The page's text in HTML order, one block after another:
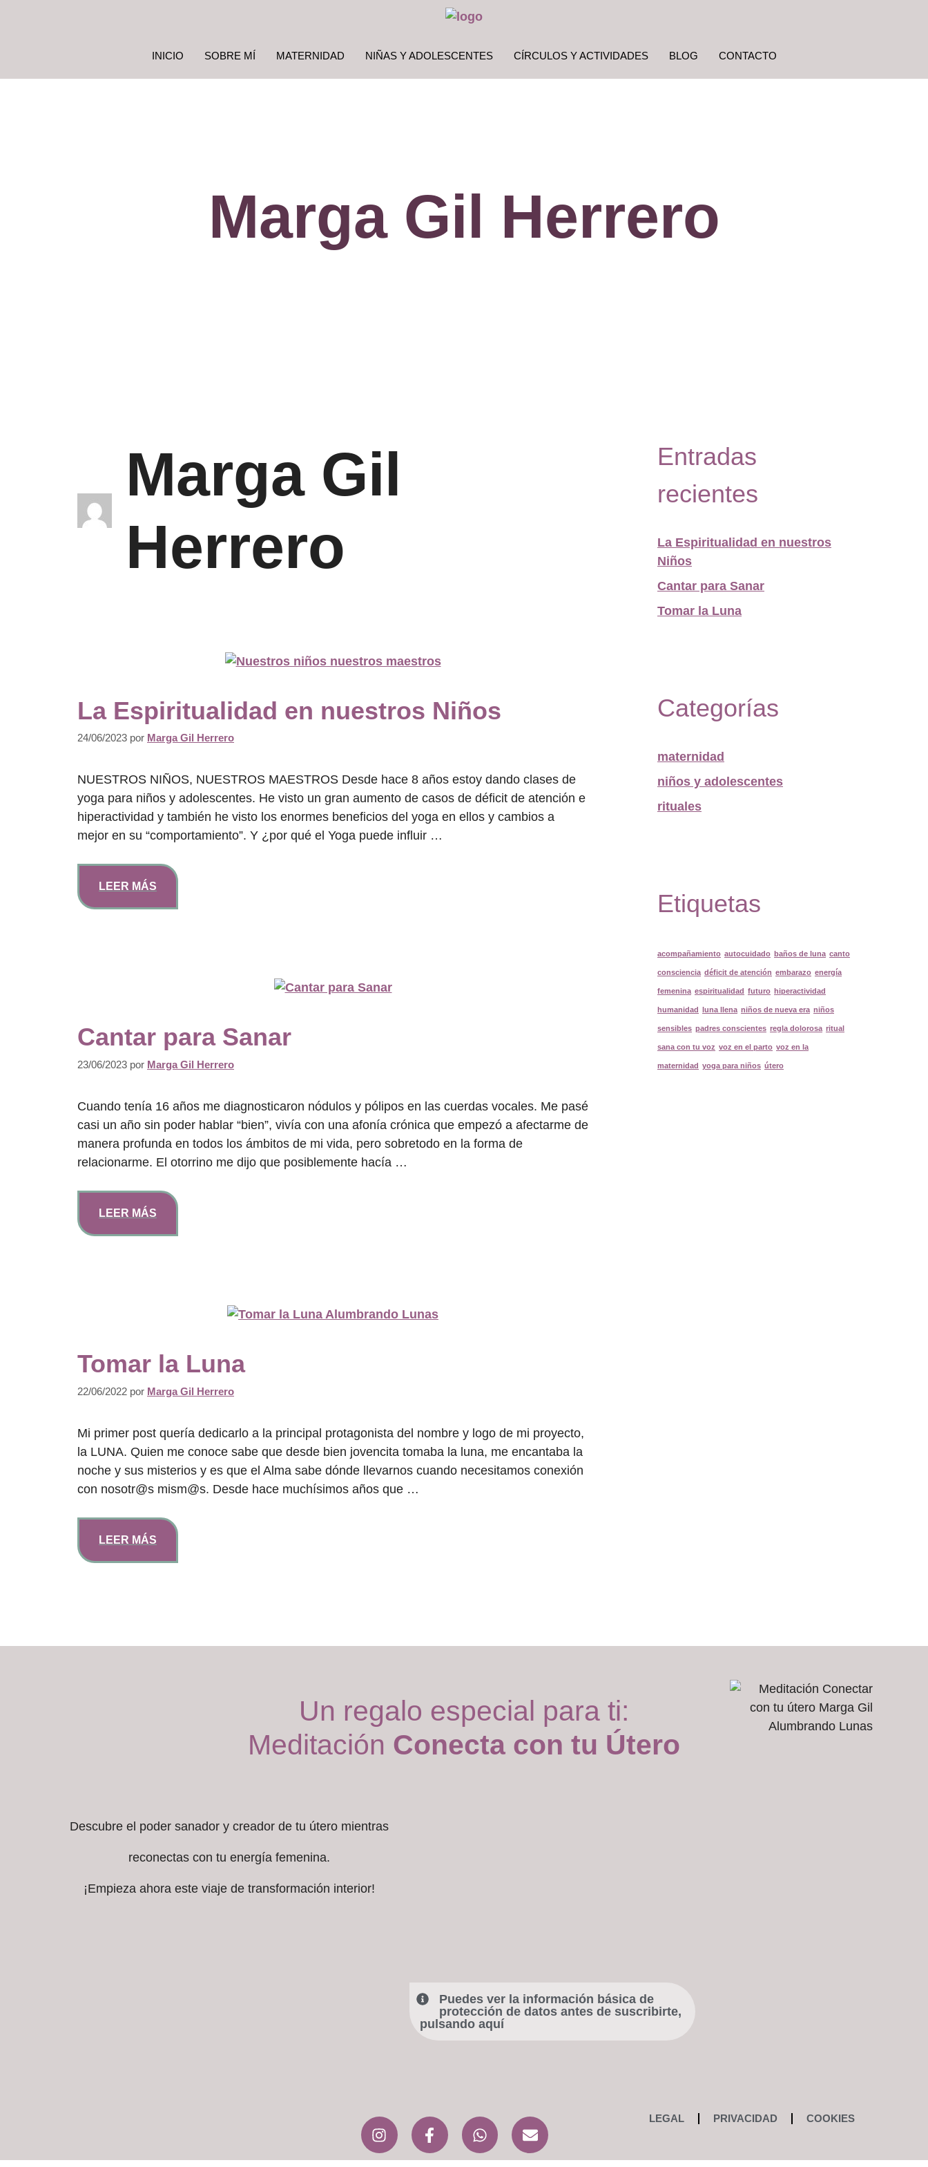
INICIO SOBRE MÍ MATERNIDAD NIÑAS Y ADOLESCENTES CÍRCULOS Y ACTIVIDADES BLOG CONTACTO
Marga Gil Herrero
Marga Gil
Herrero
La Espiritualidad en nuestros Niños
24/06/2023 por Marga Gil Herrero
NUESTROS NIÑOS, NUESTROS MAESTROS Desde hace 8 años estoy dando clases de
yoga para niños y adolescentes. He visto un gran aumento de casos de déficit de atención e
hiperactividad y también he visto los enormes beneficios del yoga en ellos y cambios a
mejor en su “comportamiento”. Y ¿por qué el Yoga puede influir …
LEER MÁS
Cantar para Sanar
23/06/2023 por Marga Gil Herrero
Cuando tenía 16 años me diagnosticaron nódulos y pólipos en las cuerdas vocales. Me pasé
casi un año sin poder hablar “bien”, vivía con una afonía crónica que empezó a afectarme de
manera profunda en todos los ámbitos de mi vida, pero sobretodo en la forma de
relacionarme. El otorrino me dijo que posiblemente hacía …
LEER MÁS
Tomar la Luna
22/06/2022 por Marga Gil Herrero
Mi primer post quería dedicarlo a la principal protagonista del nombre y logo de mi proyecto,
la LUNA. Quien me conoce sabe que desde bien jovencita tomaba la luna, me encantaba la
noche y sus misterios y es que el Alma sabe dónde llevarnos cuando necesitamos conexión
con nosotr@s mism@s. Desde hace muchísimos años que …
LEER MÁS
Entradas
recientes
La Espiritualidad en nuestros
Niños
Cantar para Sanar
Tomar la Luna
Categorías
maternidad
niños y adolescentes
rituales
Etiquetas
acompañamiento autocuidado baños de luna canto
consciencia déficit de atención embarazo energía
femenina espiritualidad futuro hiperactividad
humanidad luna llena niños de nueva era niños
sensibles padres conscientes regla dolorosa ritual
sana con tu voz voz en el parto voz en la
maternidad yoga para niños útero
Un regalo especial para ti:
Meditación Conecta con tu Útero
Descubre el poder sanador y creador de tu útero mientras
reconectas con tu energía femenina.
¡Empieza ahora este viaje de transformación interior!
Puedes ver la información básica de
protección de datos antes de suscribirte,
pulsando aquí
LEGAL PRIVACIDAD COOKIES